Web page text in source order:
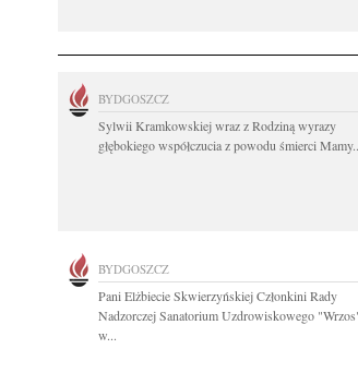
BYDGOSZCZ
Sylwii Kramkowskiej wraz z Rodziną wyrazy
głębokiego współczucia z powodu śmierci
BYDGOSZCZ
Pani Elżbiecie Skwierzyńskiej Członkini Rady
Nadzorczej Sanatorium Uzdrowiskowego
w...